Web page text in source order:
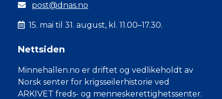
post@dnas.no
15. mai til 31. august, kl. 11.00–17.30.
Nettsiden
Minnehallen.no er driftet og vedlikeholdt av
Norsk senter for krigsseilerhistorie ved
ARKIVET freds- og menneskerettighetssenter.